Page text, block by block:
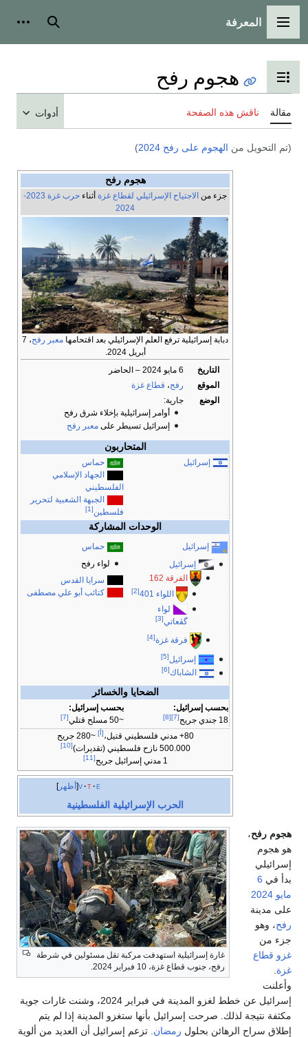
القائمة الرئيسية
المعرفة بحث
تبديل عرض جدول المحتويات
هجوم رفح
مقالة ناقش هذه الصفحة أدوات
(تم التحويل من الهجوم على رفح 2024 )
هجوم رفح
جزء من الاجتياح الإسرائيلي لقطاع غزة أثناء
حرب غزة 2023-
2024
دبابة إسرائيلية ترفع العلم الإسرائيلي بعد اقتحامها معبر رفح
، 7
أبريل 2024.
التاريخ
6 مايو 2024 – الحاضر
الموقع
رفح، قطاع غزة
الوضع
جارية:
أوامر إسرائيلية بإخلاء شرق رفح
إسرائيل تسيطر على معبر رفح
المتحاربون
إسرائيل
حماس
الجهاد الإسلامي
الفلسطيني
الجبهة الشعبية لتحرير
فلسطين[1]
الوحدات المشاركة
إسرائيل
إسرائيل
الفرقة 162
اللواء 401
[2]
لواء
گڤعاتي[3]
فرقة غزة[4]
إسرائيل[5]
الشاباك[6]
حماس
لواء رفح
سرايا القدس
كتائب أبو علي مصطفى
الضحايا والخسائر
بحسب إسرائيل:
18 جندي جريح
[7]
[8]
بحسب إسرائيل:
~50 مسلح قتلي
[7]
80+ مدني فلسطيني قتيل، [أ] ~280 جريح
500.000 نازح فلسطيني (تقديرات)
[10]
1 مدني إسرائيل جريح [11]
أظهر v t e
الحرب الإسرائيلية الفلسطينية
غارة إسرائيلية استهدفت مركبة تقل مسئولين في شرطة
رفح، جنوب قطاع غزة، 10 فبراير 2024.
هجوم رفح،
هو هجوم
إسرائيلي
بدأ في 6
مايو 2024
على مدينة
رفح، وهو
جزء من
غزو قطاع
غزة
وأعلنت
إسرائيل عن خطط لغزو المدينة في فبراير 2024، وشنت غارات جوية
مكثفة نتيجة لذلك. صرحت إسرائيل بأنها ستغزو المدينة إذا لم يتم
إطلاق سراح الرهائن بحلول رمضان . تزعم إسرائيل أن العديد من ألوية